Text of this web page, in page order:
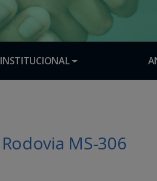
INSTITUCIONAL
Rodovia MS-306